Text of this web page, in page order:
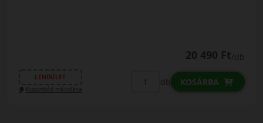
20 490 Ft/db
LENDÜLET
Kuponkód másolása
db KOSÁRBA